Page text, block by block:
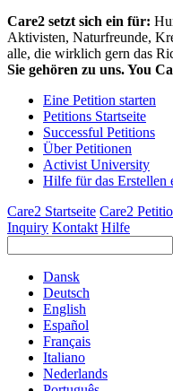
Care2 setzt sich ein für:
Aktivisten, Naturfreunde,
alle, die wirklich gern das
Sie gehören zu uns. You
Eine Petition starten
Petitions Startseite
Successful Petitions
Über Petitionen
Activist University
Hilfe für das Erstellen
Care2 Startseite Care2
Inquiry Kontakt Hilfe
Dansk
Deutsch
English
Español
Français
Italiano
Nederlands